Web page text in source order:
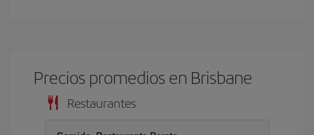
Precios promedios en Brisbane
Restaurantes